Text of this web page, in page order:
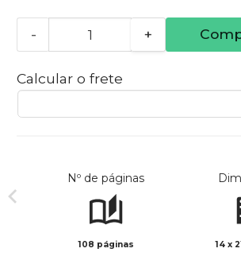
- +
Calcular o frete
Nº de páginas
108 páginas 14 x